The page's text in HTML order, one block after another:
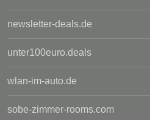
newsletter-deals.de
unter100euro.deals
wlan-im-auto.de
sobe-zimmer-rooms.com